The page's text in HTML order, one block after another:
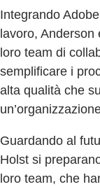
Integrando
lavoro, Anderson
loro team di
semplificare i
alta qualità che
Guardando al
Holst si
loro team, che